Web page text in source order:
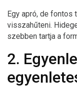
Egy apró, de fontos
visszahűteni.
szebben tartja a
2.